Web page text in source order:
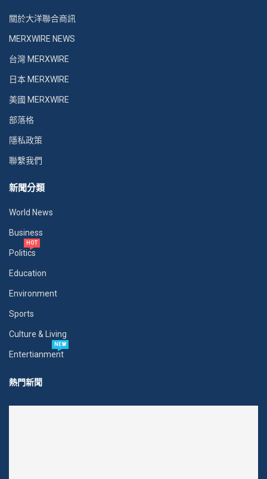
關於大洋聯合商訊
MERXWIRE NEWS
台灣 MERXWIRE
日本 MERXWIRE
美國 MERXWIRE
部落格
隱私政策
聯繫我們
新聞分類
World News
Business
Politics
HOT
Education
Environment
Sports
Culture & Living
Entertianment
NEW
熱門新聞